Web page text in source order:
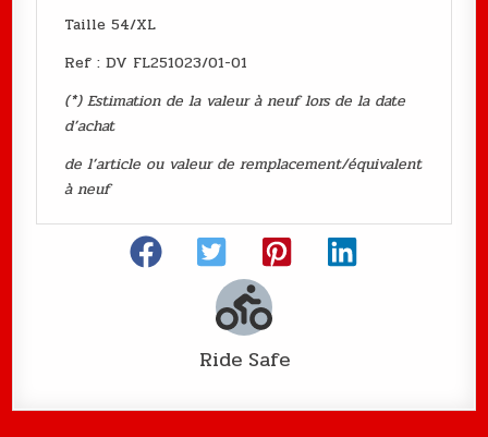
Taille 54/XL
Ref : DV FL251023/01-01
(*) Estimation de la valeur à neuf lors de la date
d’achat
de l’article ou valeur de remplacement/équivalent
à neuf
Ride Safe